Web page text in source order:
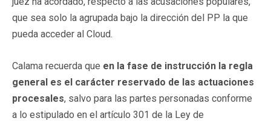
que sea solo la agrupada bajo la dirección del PP la que
pueda acceder al Cloud.
Calama recuerda que en la fase de instrucción la regla
general es el carácter reservado de las actuaciones
procesales, salvo para las partes personadas conforme
a lo estipulado en el artículo 301 de la Ley de